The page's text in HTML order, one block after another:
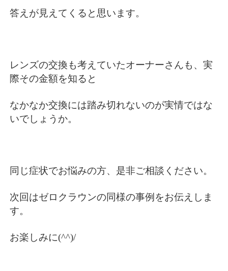
答えが見えてくると思います。
レンズの交換も考えていたオーナーさんも、実
際その金額を知ると
なかなか交換には踏み切れないのが実情ではな
いでしょうか。
同じ症状でお悩みの方、是非ご相談ください。
次回はゼロクラウンの同様の事例をお伝えしま
す。
お楽しみに(^^)/